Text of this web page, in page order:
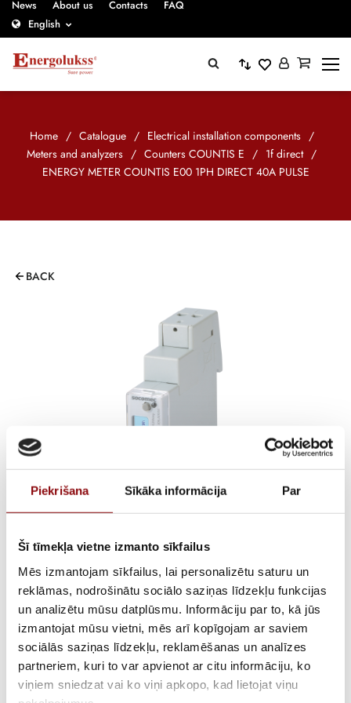
Piekrišana Sīkāka informācija Par
Šī tīmekļa vietne izmanto sīkfailus
Mēs izmantojam sīkfailus, lai personalizētu saturu un
reklāmas, nodrošinātu sociālo saziņas līdzekļu funkcijas
un analizētu mūsu datplūsmu. Informāciju par to, kā jūs
izmantojat mūsu vietni, mēs arī kopīgojam ar saviem
sociālās saziņas līdzekļu, reklamēšanas un analīzes
partneriem, kuri to var apvienot ar citu informāciju, ko
viņiem sniedzat vai ko viņi apkopo, kad lietojat viņu
News About us Contacts
FAQ
English
Home / Catalogue / Electrical installation components /
Meters and analyzers / Counters COUNTIS E / 1f direct /
ENERGY METER COUNTIS E00 1PH DIRECT 40A PULSE
BACK
ENERGY METER
COUNTIS E00 1PH
DIRECT 40A PULSE
€52,19
Incl. VAT